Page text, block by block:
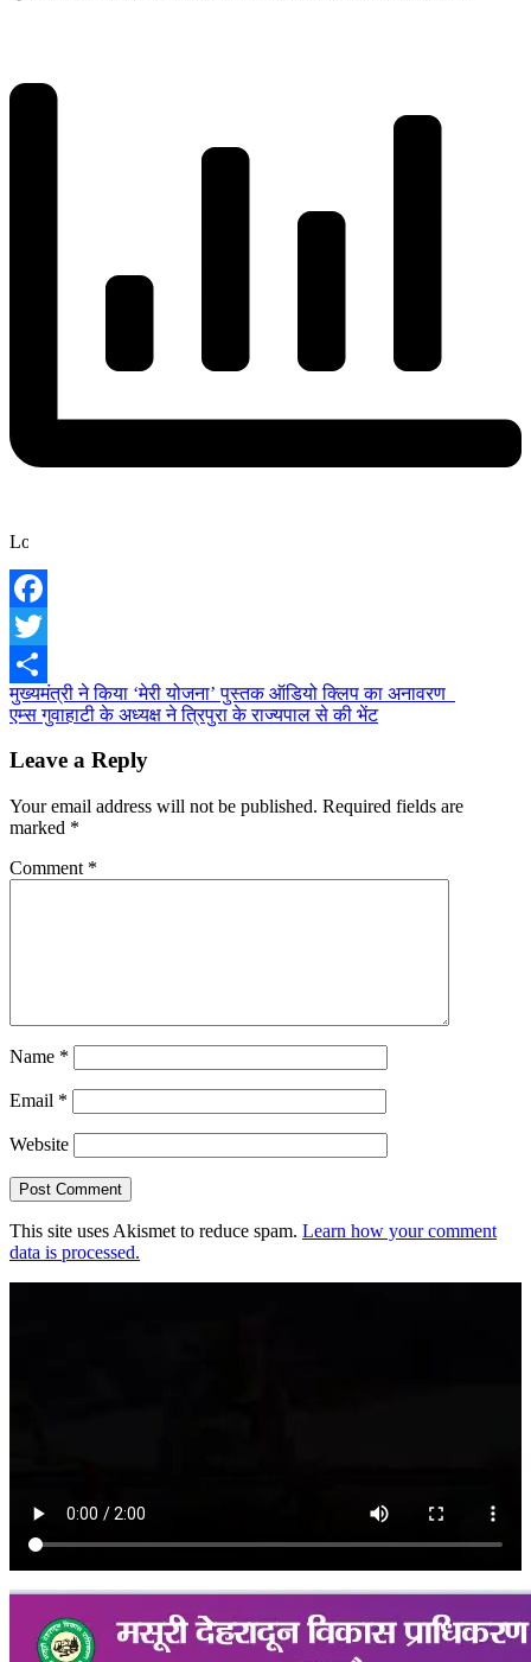
Facebook
Twitter
Share
Post
navigation
मुख्यमंत्री ने किया ‘मेरी योजना’ पुस्तक ऑडियो क्लिप का अनावरण
एम्स गुवाहाटी के अध्यक्ष ने त्रिपुरा के राज्यपाल से की भेंट
Leave a Reply
Your email address will not be published. Required fields are
marked *
Comment *
Name *
Email *
Website
This site uses Akismet to reduce spam. Learn how your comment
data is processed.